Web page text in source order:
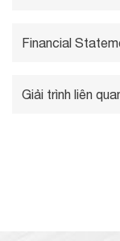
Financial
Giải trình liên